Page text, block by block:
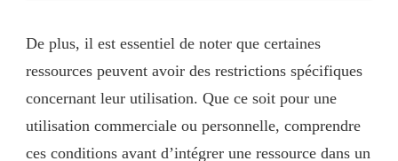
De plus, il est essentiel de noter que certaines
ressources peuvent avoir des restrictions spécifiques
concernant leur utilisation. Que ce soit pour une
utilisation commerciale ou personnelle, comprendre
ces conditions avant d’intégrer une ressource dans un